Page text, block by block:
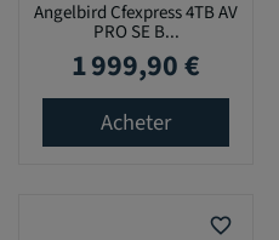
Angelbird Cfexpress 4TB AV
PRO SE B...
Prix
1 999,90 €
Acheter
favorite_border